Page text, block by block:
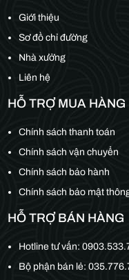
Giới thiệu
Sơ đồ chỉ đường
Nhà xưởng
Liên hệ
HỖ TRỢ MUA HÀNG
Chính sách thanh toán
Chính sách vận chuyển
Chính sách bảo hành
Chính sách bảo mật
HỖ TRỢ BÁN HÀNG
Hotline tư vấn:
Bộ phận bán lẻ: